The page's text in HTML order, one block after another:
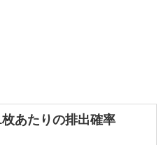
あたりの排出確率